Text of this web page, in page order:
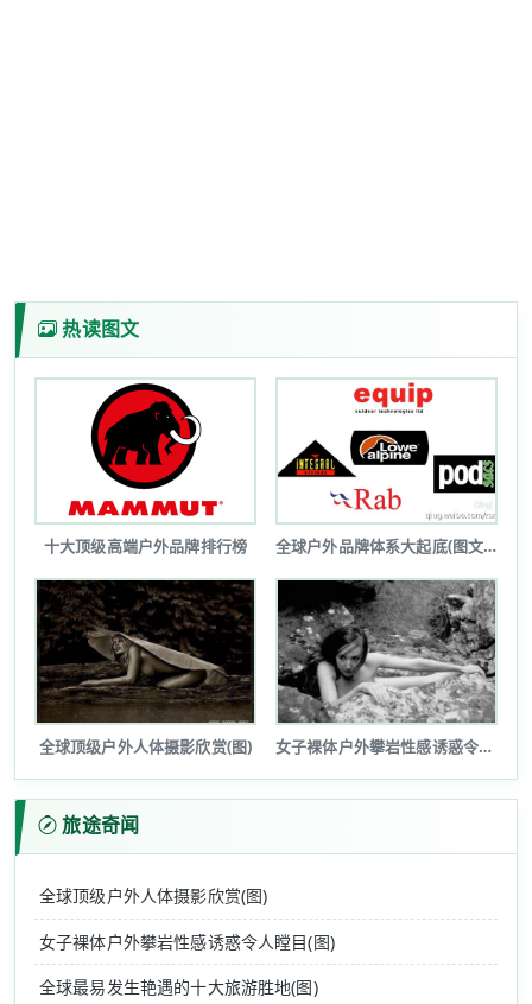
热读图文
十大顶级高端户外品牌排行榜 全球户外品牌体系大起底(图文详解)
全球顶级户外人体摄影欣赏(图) 女子裸体户外攀岩性感诱惑令人瞠目(图...
旅途奇闻
全球顶级户外人体摄影欣赏(图)
女子裸体户外攀岩性感诱惑令人瞠目(图)
全球最易发生艳遇的十大旅游胜地(图)